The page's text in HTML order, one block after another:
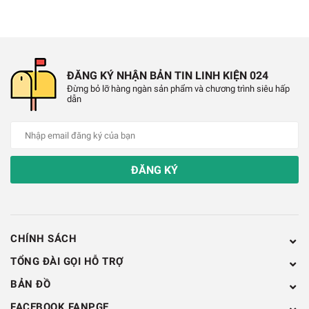
ĐĂNG KÝ NHẬN BẢN TIN LINH KIỆN 024
Đừng bỏ lỡ hàng ngàn sản phẩm và chương trình siêu hấp
dẫn
ĐĂNG KÝ
CHÍNH SÁCH
TỔNG ĐÀI GỌI HỖ TRỢ
BẢN ĐỒ